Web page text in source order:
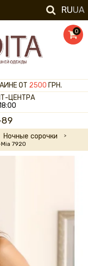
RUUA
0
ОТ 2500 ГРН.
ЦЕНТРА
Ночные сорочки
7920